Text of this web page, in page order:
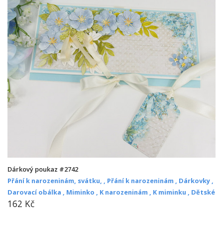
Dárkový poukaz #2742
Přání k narozeninám, svátku, , Přání k narozeninám , Dárkovky ,
Darovací obálka , Miminko , K narozeninám , K miminku , Dětské
162 Kč